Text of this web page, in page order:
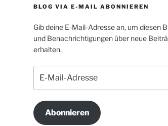
BLOG VIA E-MAIL ABONNIEREN
Gib deine E-Mail-Adresse an, um diesen
und Benachrichtigungen über neue
erhalten.
Mail-
Adresse
Abonnieren